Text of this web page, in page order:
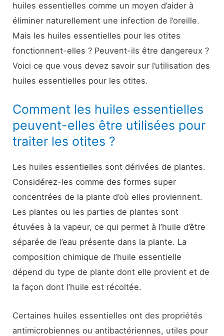
huiles essentielles comme un moyen d’aider à
éliminer naturellement une infection de l’oreille.
Mais les huiles essentielles pour les otites
fonctionnent-elles ? Peuvent-ils être dangereux ?
Voici ce que vous devez savoir sur l’utilisation des
huiles essentielles pour les otites.
Comment les huiles essentielles
peuvent-elles être utilisées pour
traiter les otites ?
Les huiles essentielles sont dérivées de plantes.
Considérez-les comme des formes super
concentrées de la plante d’où elles proviennent.
Les plantes ou les parties de plantes sont
étuvées à la vapeur, ce qui permet à l’huile d’être
séparée de l’eau présente dans la plante. La
composition chimique de l’huile essentielle
dépend du type de plante dont elle provient et de
la façon dont l’huile est récoltée.
Certaines huiles essentielles ont des propriétés
antimicrobiennes ou antibactériennes, utiles pour